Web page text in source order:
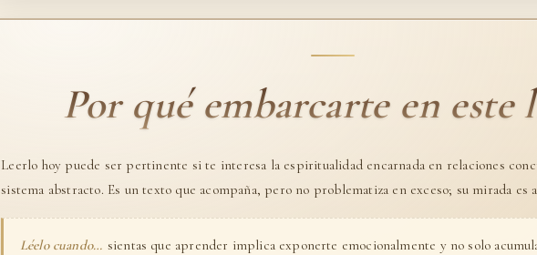
Por qué embarcarte en este
Leerlo hoy puede ser pertinente si te interesa la espiritualidad encarnada en relaciones
sistema abstracto. Es un texto que acompaña, pero no problematiza en exceso; su mirada
Léelo cuando… sientas que aprender implica exponerte emocionalmente y no solo